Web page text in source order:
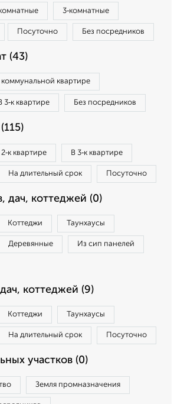
3‑комнатные
Посуточно Без посредников
(43)
коммунальной квартире
3‑к квартире Без посредников
2‑к квартире В 3‑к квартире
На длительный срок Посуточно
дач, коттеджей (0)
Коттеджи Таунхаусы
Деревянные Из сип панелей
коттеджей (9)
Коттеджи Таунхаусы
На длительный срок Посуточно
участков (0)
Земля промназначения